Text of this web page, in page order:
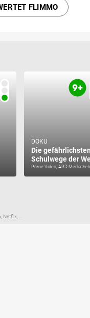
FLIMMO
DOKU
Die
Schulwege der
Prime Video, ARD Mediathek
...